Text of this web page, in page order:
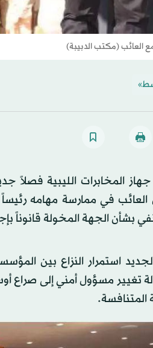
العائب (مكتب الدبيبة)
المخابرات الليبية فصلاً
في ممارسة مهامه
بشأن الجهة المخولة قانوناً
استمرار النزاع بين
تغيير مسؤول أمني إلى صراع
المتنافسة.